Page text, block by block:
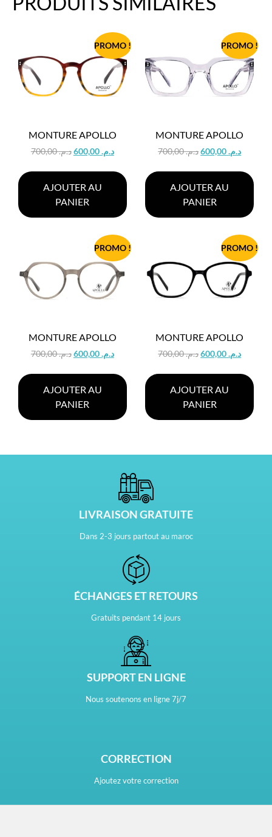
PROMO !
MONTURE APOLLO
د.م.700,00 د.م.600,00
AJOUTER AU
PANIER
PROMO !
MONTURE APOLLO
د.م.700,00 د.م.600,00
AJOUTER AU
PANIER
PROMO !
MONTURE APOLLO
د.م.700,00 د.م.600,00
AJOUTER AU
PANIER
PROMO !
MONTURE APOLLO
د.م.700,00 د.م.600,00
AJOUTER AU
PANIER
LIVRAISON GRATUITE
Dans 2-3 jours partout au maroc
ÉCHANGES ET RETOURS
Gratuits pendant 14 jours
SUPPORT EN LIGNE
Nous soutenons en ligne 7j/7
CORRECTION
Ajoutez votre correction